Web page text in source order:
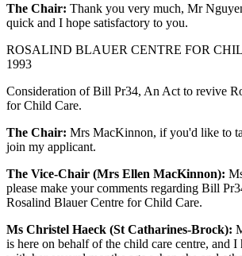
The Chair: Thank you very much, Mr
quick and I hope satisfactory to you.
ROSALIND BLAUER CENTRE FOR
1993
Consideration of Bill Pr34, An Act to revive
for Child Care.
The Chair: Mrs MacKinnon, if you'd like to
join my applicant.
The Vice-Chair (Mrs Ellen MacKinnon):
please make your comments regarding Bill
Rosalind Blauer Centre for Child Care.
Ms Christel Haeck (St Catharines-Brock):
is here on behalf of the child care centre, and I